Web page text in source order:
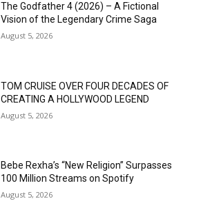
The Godfather 4 (2026) – A Fictional
Vision of the Legendary Crime Saga
August 5, 2026
TOM CRUISE OVER FOUR DECADES OF
CREATING A HOLLYWOOD LEGEND
August 5, 2026
Bebe Rexha’s “New Religion” Surpasses
100 Million Streams on Spotify
August 5, 2026